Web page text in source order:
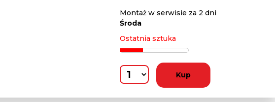
Montaż w serwisie za 2 dni
Środa
Ostatnia sztuka
Kup